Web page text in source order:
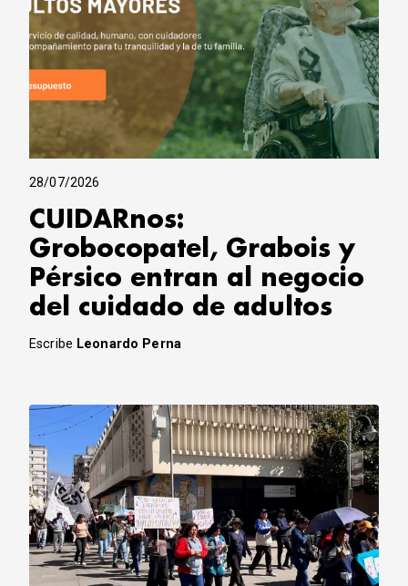
28/07/2026
CUIDARnos:
Grobocopatel, Grabois y
Pérsico entran al negocio
del cuidado de adultos
Escribe Leonardo Perna